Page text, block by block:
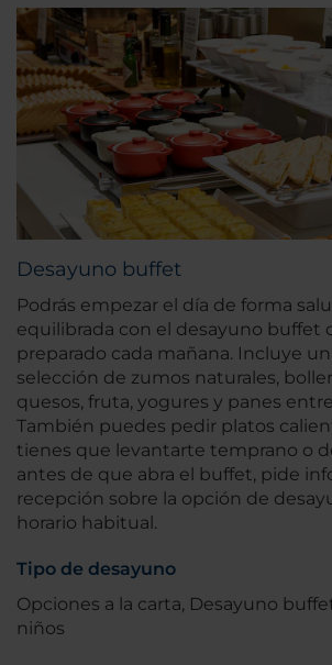
Desayuno buffet
Podrás empezar el día de forma
equilibrada con el desayuno buffet
preparado cada mañana. Incluye
selección de zumos naturales,
quesos, fruta, yogures y panes
También puedes pedir platos
tienes que levantarte temprano o
antes de que abra el buffet, pide
recepción sobre la opción de
horario habitual.
Tipo de desayuno
Opciones a la carta, Desayuno
niños